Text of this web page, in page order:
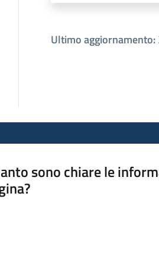
Ultimo aggiornamento:
sono chiare le